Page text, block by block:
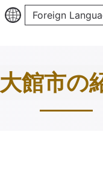
Foreign
大館市の